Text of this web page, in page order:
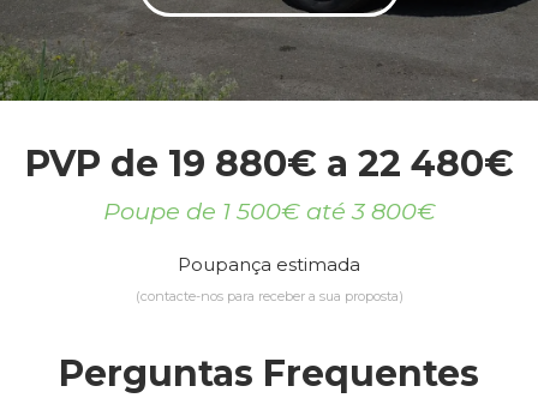
PVP de 19 880€ a 22 480€
Poupe de 1 500€ até 3 800€
Poupança estimada
(contacte-nos para receber a sua proposta)
Perguntas Frequentes